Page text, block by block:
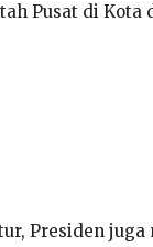
Pusat di Kota
Presiden